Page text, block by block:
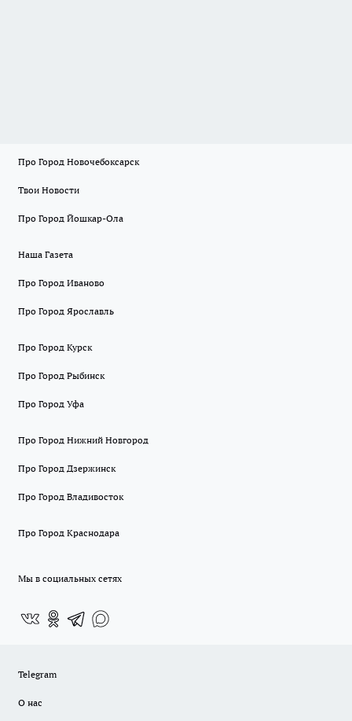
Про Город Новочебоксарск
Твои Новости
Про Город Йошкар-Ола
Наша Газета
Про Город Иваново
Про Город Ярославль
Про Город Курск
Про Город Рыбинск
Про Город Уфа
Про Город Нижний Новгород
Про Город Дзержинск
Про Город Владивосток
Про Город Краснодара
Мы в социальных сетях
Telegram
О нас